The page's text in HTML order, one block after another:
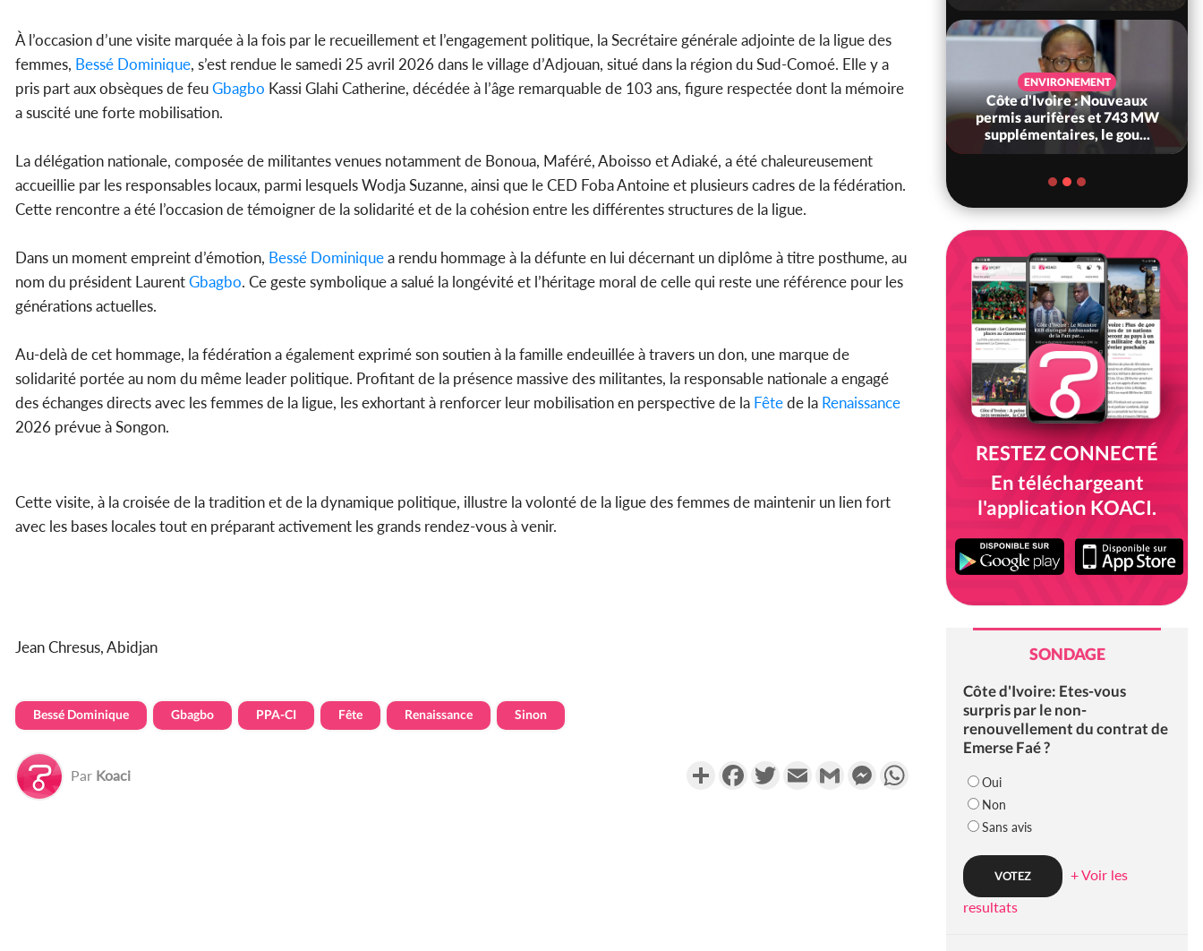
À l’occasion d’une visite marquée à la fois par le recueillement et l’engagement politique, la Secrétaire générale adjointe de la ligue des
femmes, Bessé Dominique, s’est rendue le samedi 25 avril 2026 dans le village d’Adjouan, situé dans la région du Sud-Comoé. Elle y a
pris part aux obsèques de feuGbagbo Kassi Glahi Catherine, décédée à l’âge remarquable de 103 ans, figure respectée dont la mémoire
a suscité une forte mobilisation.
La délégation nationale, composée de militantes venues notamment de Bonoua, Maféré, Aboisso et Adiaké, a été chaleureusement
accueillie par les responsables locaux, parmi lesquels Wodja Suzanne, ainsi que le CED Foba Antoine et plusieurs cadres de la fédération.
Cette rencontre a été l’occasion de témoigner de la solidarité et de la cohésion entre les différentes structures de la ligue.
Dans un moment empreint d’émotion, Bessé Dominiquea rendu hommage à la défunte en lui décernant un diplôme à titre posthume, au
nom du président LaurentGbagbo. Ce geste symbolique a salué la longévité et l’héritage moral de celle qui reste une référence pour les
générations actuelles.
Au-delà de cet hommage, la fédération a également exprimé son soutien à la famille endeuillée à travers un don, une marque de
solidarité portée au nom du même leader politique. Profitant de la présence massive des militantes, la responsable nationale a engagé
des échanges directs avec les femmes de la ligue, les exhortant à renforcer leur mobilisation en perspective de la Fêtede la Renaissance
2026 prévue à Songon.
Cette visite, à la croisée de la tradition et de la dynamique politique, illustre la volonté de la ligue des femmes de maintenir un lien fort
avec les bases locales tout en préparant activement les grands rendez-vous à venir.
Jean Chresus, Abidjan
Bessé Dominique Gbagbo PPA-CI Fête Renaissance Sinon
Par Koaci PartagerFacebookTwitterEmail Gmail Messenger
SANTÉ
Côte d'Ivoire : Réforme
ENVIRONEMENT
Côte d'Ivoire : Nouveaux
permis aurifères et 743 MW
supplémentaires, le gou...
RESTEZ CONNECTÉ
En téléchargeant
l'application KOACI.
SONDAGE
Côte d'Ivoire: Etes-vous
surpris par le non-
renouvellement du contrat de
Emerse Faé ?
Oui
Non
Sans avis
+ Voir les
resultats